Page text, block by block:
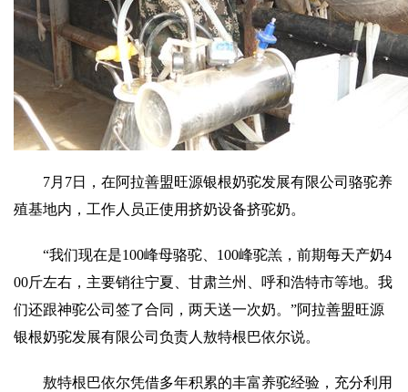
7月7日，在阿拉善盟旺源银根奶驼发展有限公司骆驼养
殖基地内，工作人员正使用挤奶设备挤驼奶。
“我们现在是100峰母骆驼、100峰驼羔，前期每天产奶4
00斤左右，主要销往宁夏、甘肃兰州、呼和浩特市等地。我
们还跟神驼公司签了合同，两天送一次奶。”阿拉善盟旺源
银根奶驼发展有限公司负责人敖特根巴依尔说。
敖特根巴依尔凭借多年积累的丰富养驼经验，充分利用